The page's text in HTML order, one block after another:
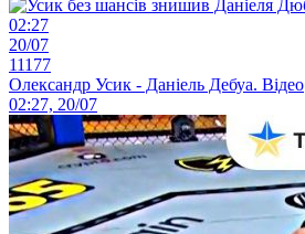
02:27
20/07
11177
Олександр Усик - Даніель Дебуа. Відео
02:27, 20/07